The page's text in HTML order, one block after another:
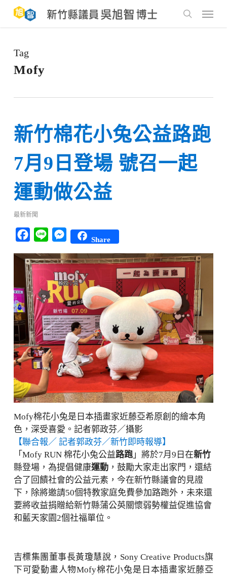
main
Menu
Tag
Mofy
新竹棉花小兔公益路跑
7月9日登場 號召一起
運動做公益
最新新聞
Facebook
Line Messenger
Share
Mofy棉花小兔是日本插畫家近藤亞希原創的繪本角
色，深受喜愛。記者郭政芬／攝影
【聯合報／ 記者郭政芬／新竹即時報導】
「Mofy RUN 棉花小兔公益路跑」將於7月9日在新竹
縣登場，為提倡健康運動，鼓勵大家走出家門，還結
合了回饋社會的公益元素，今在新竹縣議會的見證
下，除將邀請50個特教家庭免費參加路跑外，未來還
要將收益捐贈給新竹縣蒲公英關懷弱勢權益促進協會
和藍天家園2個社福單位。
吉標集團董事長黃瓊慧說，Sony Creative Products旗
下可愛動畫人物Mofy棉花小兔是日本插畫家近藤亞